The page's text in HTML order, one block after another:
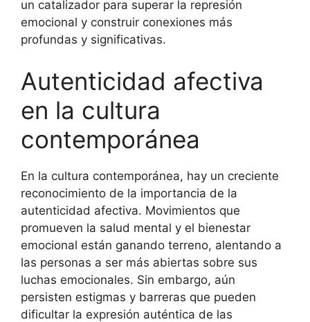
un catalizador para superar la represión
emocional y construir conexiones más
profundas y significativas.
Autenticidad afectiva
en la cultura
contemporánea
En la cultura contemporánea, hay un creciente
reconocimiento de la importancia de la
autenticidad afectiva. Movimientos que
promueven la salud mental y el bienestar
emocional están ganando terreno, alentando a
las personas a ser más abiertas sobre sus
luchas emocionales. Sin embargo, aún
persisten estigmas y barreras que pueden
dificultar la expresión auténtica de las